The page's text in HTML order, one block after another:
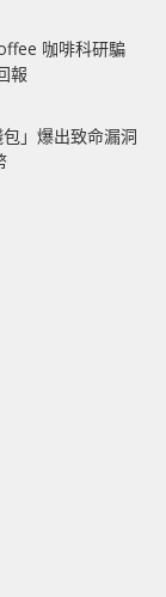
咖啡科研騙
報
」爆出致命漏洞